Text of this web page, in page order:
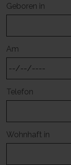
Geboren in
Am
Telefon
Wohnhaft in